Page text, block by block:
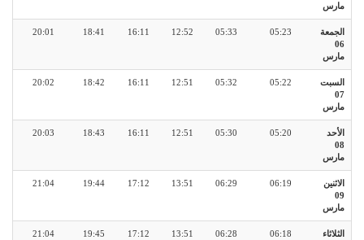
مارس
الجمعة
06
مارس
05:23
05:33
12:52
16:11
18:41
20:01
السبت
07
مارس
05:22
05:32
12:51
16:11
18:42
20:02
الأحد
08
مارس
05:20
05:30
12:51
16:11
18:43
20:03
الاثنين
09
مارس
06:19
06:29
13:51
17:12
19:44
21:04
الثلاثاء
06:18
06:28
13:51
17:12
19:45
21:04